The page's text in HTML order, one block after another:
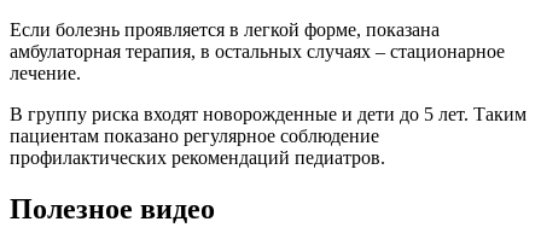
Если болезнь проявляется в легкой форме, показана
амбулаторная терапия, в остальных случаях – стационарное
лечение.
В группу риска входят новорожденные и дети до 5 лет. Таким
пациентам показано регулярное соблюдение
профилактических рекомендаций педиатров.
Полезное видео